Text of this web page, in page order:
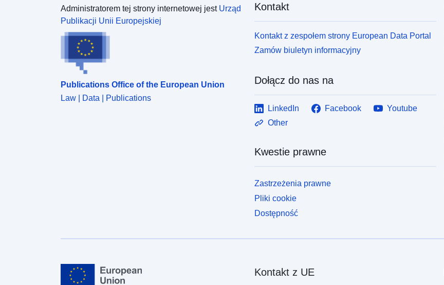
Administratorem tej strony internetowej jest Urząd
Publikacji Unii Europejskiej
Publications Office of the European Union
Law | Data | Publications
Kontakt
Kontakt z zespołem strony European Data Portal
Zamów biuletyn informacyjny
Dołącz do nas na
LinkedIn Facebook
Youtube
Other
Kwestie prawne
Zastrzeżenia prawne
Pliki cookie
Dostępność
Kontakt z UE